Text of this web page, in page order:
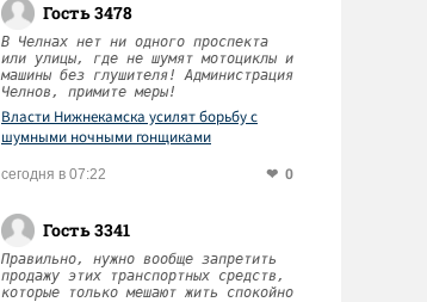
Гость 3478
В Челнах нет ни одного проспекта
или улицы, где не шумят мотоциклы и
машины без глушителя! Администрация
Челнов, примите меры!
Власти Нижнекамска усилят борьбу с
шумными ночными гонщиками
сегодня в 07:22 0
Гость 3341
Правильно, нужно вообще запретить
продажу этих транспортных средств,
которые только мешают жить спокойно